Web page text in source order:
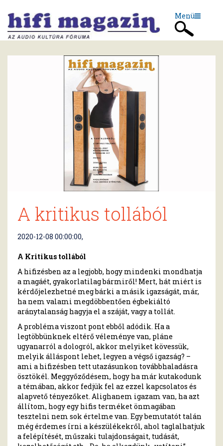
Menü
A kritikus tollából
2020-12-08 00:00:00,
A Kritikus tollából
A hifizésben az a legjobb, hogy mindenki mondhatja
a magáét, gyakorlatilag bármiről! Mert, hát miért is
kérdőjelezhetné meg bárki a másik igazságát, már,
ha nem valami megdöbbentően égbekiáltó
aránytalanság hagyja el a száját, vagy a tollát.
A probléma viszont pont ebből adódik. Ha a
legtöbbünknek eltérő véleménye van, pláne
ugyanarról a dologról, akkor melyiket kövessük,
melyik álláspont lehet, legyen a végső igazság? –
ami a hifizésben tett utazásunkon továbbhaladásra
ösztökél. Meggyőződésem, hogy ha már kutakodunk
a témában, akkor fedjük fel az ezzel kapcsolatos és
alapvető tényezőket. Alighanem igazam van, ha azt
állítom, hogy egy hifis terméket önmagában
tesztelni nem sok értelme van. Egy bemutatót talán
még érdemes írni a készülékekről, ahol taglalhatjuk
a felépítését, műszaki tulajdonságait, tudását,